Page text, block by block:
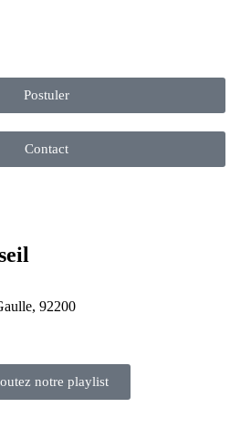
Postuler
Contact
92200
notre playlist